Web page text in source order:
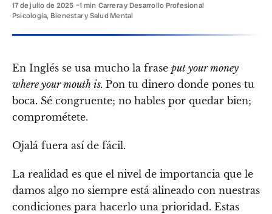
17 de julio de 2025 ~1 min Carrera y Desarrollo Profesional
Psicología, Bienestar y Salud Mental
En Inglés se usa mucho la frase put your money
where your mouth is. Pon tu dinero donde pones tu
boca. Sé congruente; no hables por quedar bien;
comprométete.
Ojalá fuera así de fácil.
La realidad es que el nivel de importancia que le
damos algo no siempre está alineado con nuestras
condiciones para hacerlo una prioridad. Estas